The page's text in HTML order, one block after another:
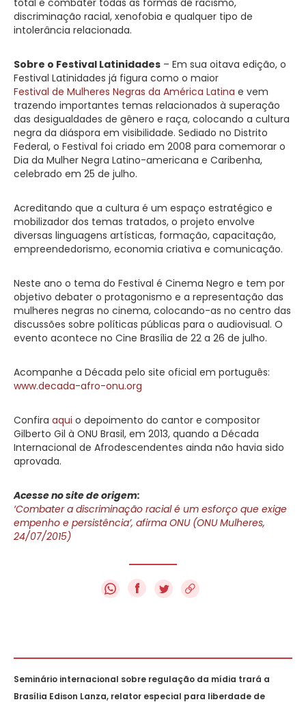
discriminação racial, xenofobia e qualquer tipo de
intolerância relacionada.
Sobre o Festival Latinidades – Em sua oitava edição, o
Festival Latinidades já figura como o maior
Festival de Mulheres Negras da América Latina e vem
trazendo importantes temas relacionados à superação
das desigualdades de gênero e raça, colocando a cultura
negra da diáspora em visibilidade. Sediado no Distrito
Federal, o Festival foi criado em 2008 para comemorar o
Dia da Mulher Negra Latino-americana e Caribenha,
celebrado em 25 de julho.
Acreditando que a cultura é um espaço estratégico e
mobilizador dos temas tratados, o projeto envolve
diversas linguagens artísticas, formação, capacitação,
empreendedorismo, economia criativa e comunicação.
Neste ano o tema do Festival é Cinema Negro e tem por
objetivo debater o protagonismo e a representação das
mulheres negras no cinema, colocando-as no centro das
discussões sobre políticas públicas para o audiovisual. O
evento acontece no Cine Brasília de 22 a 26 de julho.
Acompanhe a Década pelo site oficial em português:
www.decada-afro-onu.org
Confira aqui o depoimento do cantor e compositor
Gilberto Gil à ONU Brasil, em 2013, quando a Década
Internacional de Afrodescendentes ainda não havia sido
aprovada.
Acesse no site de origem:
‘Combater a discriminação racial é um esforço que exige
empenho e persistência’, afirma ONU (ONU Mulheres,
24/07/2015)
f
Seminário internacional sobre regulação da mídia trará a
Brasília Edison Lanza, relator especial para liberdade de